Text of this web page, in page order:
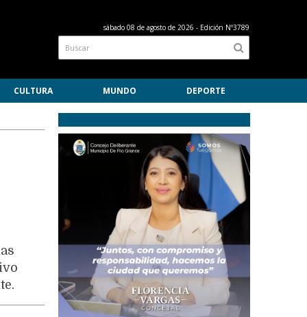
sábado 08 de agosto de 2026 - Edición Nº3789
CULTURA MUNDO DEPORTE